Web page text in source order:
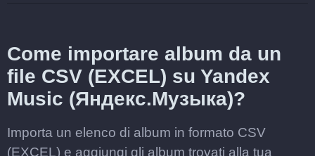
Come importare album da un
file CSV (EXCEL) su Yandex
Music (Яндекс.Музыка)?
Importa un elenco di album in formato CSV
(EXCEL) e aggiungi gli album trovati alla tua